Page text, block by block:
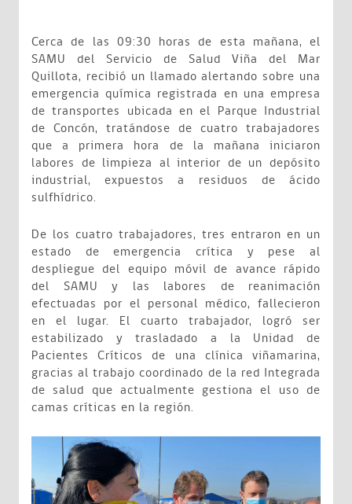
Cerca de las 09:30 horas de esta mañana, el
SAMU del Servicio de Salud Viña del Mar
Quillota, recibió un llamado alertando sobre una
emergencia química registrada en una empresa
de transportes ubicada en el Parque Industrial
de Concón, tratándose de cuatro trabajadores
que a primera hora de la mañana iniciaron
labores de limpieza al interior de un depósito
industrial, expuestos a residuos de ácido
sulfhídrico.
De los cuatro trabajadores, tres entraron en un
estado de emergencia crítica y pese al
despliegue del equipo móvil de avance rápido
del SAMU y las labores de reanimación
efectuadas por el personal médico, fallecieron
en el lugar. El cuarto trabajador, logró ser
estabilizado y trasladado a la Unidad de
Pacientes Críticos de una clínica viñamarina,
gracias al trabajo coordinado de la red Integrada
de salud que actualmente gestiona el uso de
camas críticas en la región.